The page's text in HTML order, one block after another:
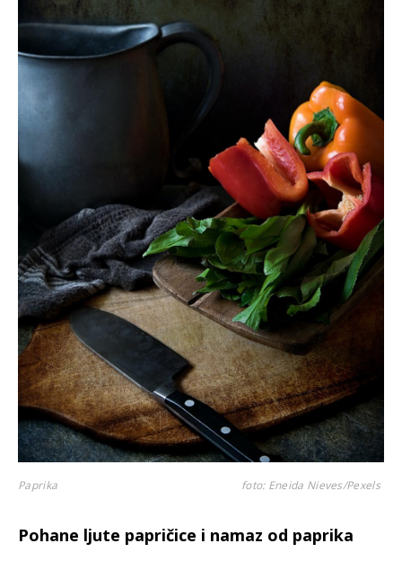
Paprika foto: Eneida Nieves/Pexels
Pohane ljute papričice i namaz od paprika